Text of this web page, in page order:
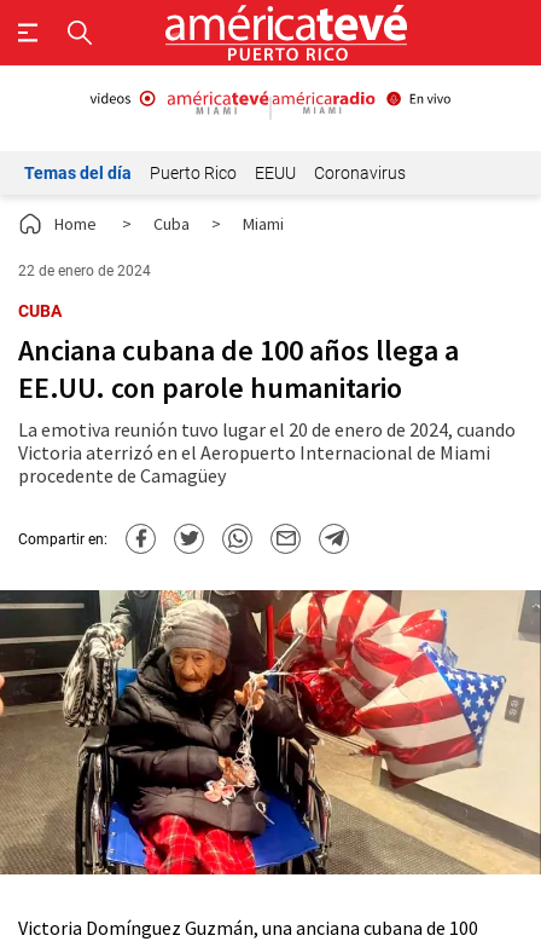
Temas del día Puerto Rico EEUU Coronavirus
Home > Cuba > Miami
22 de enero de 2024
CUBA
Anciana cubana de 100 años llega a
EE.UU. con parole humanitario
La emotiva reunión tuvo lugar el 20 de enero de 2024, cuando
Victoria aterrizó en el Aeropuerto Internacional de Miami
procedente de Camagüey
Compartir en:
Victoria Domínguez Guzmán, una anciana cubana de 100